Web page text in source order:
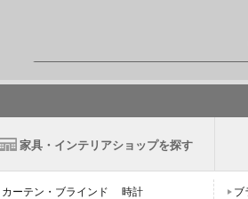
家具・インテリアショップを探す
カーテン・ブラインド
時計
ブ